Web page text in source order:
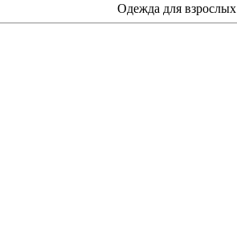
Одежда для взрослых